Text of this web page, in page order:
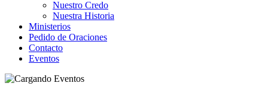
Nuestro Credo
Nuestra Historia
Ministerios
Pedido de Oraciones
Contacto
Eventos